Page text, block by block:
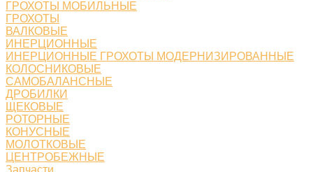
ГРОХОТЫ МОБИЛЬНЫЕ
ГРОХОТЫ
ВАЛКОВЫЕ
ИНЕРЦИОННЫЕ
ИНЕРЦИОННЫЕ ГРОХОТЫ МОДЕРНИЗИРОВАННЫЕ
КОЛОСНИКОВЫЕ
САМОБАЛАНСНЫЕ
ДРОБИЛКИ
ЩЕКОВЫЕ
РОТОРНЫЕ
КОНУСНЫЕ
МОЛОТКОВЫЕ
ЦЕНТРОБЕЖНЫЕ
Запчасти